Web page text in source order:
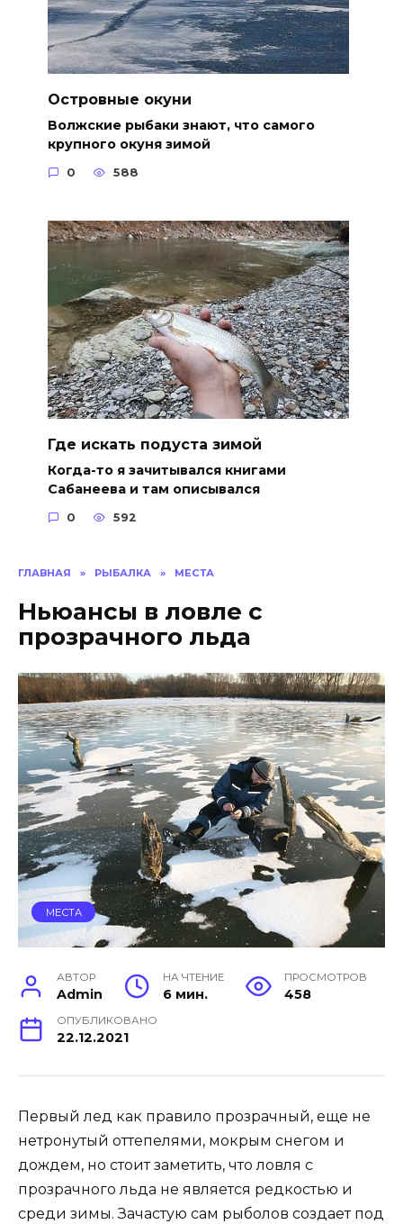
ГЛАВНАЯ » РЫБАЛКА » МЕСТА
Ньюансы в ловле с
прозрачного льда
МЕСТА
АВТОР
Admin
НА ЧТЕНИЕ
6 мин.
ПРОСМОТРОВ
458
ОПУБЛИКОВАНО
22.12.2021
Первый лед как правило прозрачный, еще не
нетронутый оттепелями, мокрым снегом и
дождем, но стоит заметить, что ловля с
прозрачного льда не является редкостью и
среди зимы. Зачастую сам рыболов создает под
Островные окуни
Волжские рыбаки знают, что самого
крупного окуня зимой
0 588
Где искать подуста зимой
Когда-то я зачитывался книгами
Сабанеева и там описывался
0 592